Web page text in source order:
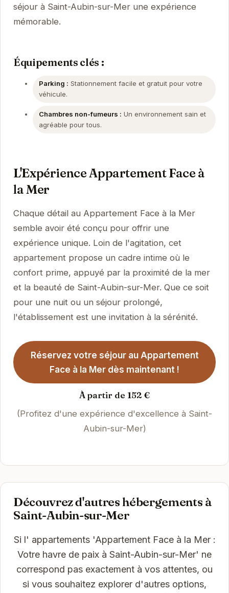
séjour à Saint-Aubin-sur-Mer une expérience
mémorable.
Équipements clés :
Parking : Stationnement facile et gratuit pour votre
véhicule.
Chambres non-fumeurs : Un environnement sain et
agréable pour tous.
L'Expérience Appartement Face à
la Mer
Chaque détail au Appartement Face à la Mer
semble avoir été conçu pour offrir une
expérience unique. Loin de l'agitation, cet
appartement propose un cadre intime où le
confort prime, appuyé par la proximité de la mer
et la beauté de Saint-Aubin-sur-Mer. Que ce soit
pour une nuit ou un séjour prolongé,
l'établissement est une invitation à la sérénité.
Réservez votre séjour au Appartement
Face à la Mer dès maintenant !
À partir de 152 €
(Profitez d'une expérience d'excellence à Saint-
Aubin-sur-Mer)
Découvrez d'autres hébergements à
Saint-Aubin-sur-Mer
Si l' appartements 'Appartement Face à la Mer :
Votre havre de paix à Saint-Aubin-sur-Mer' ne
correspond pas exactement à vos attentes, ou
si vous souhaitez explorer d'autres options,